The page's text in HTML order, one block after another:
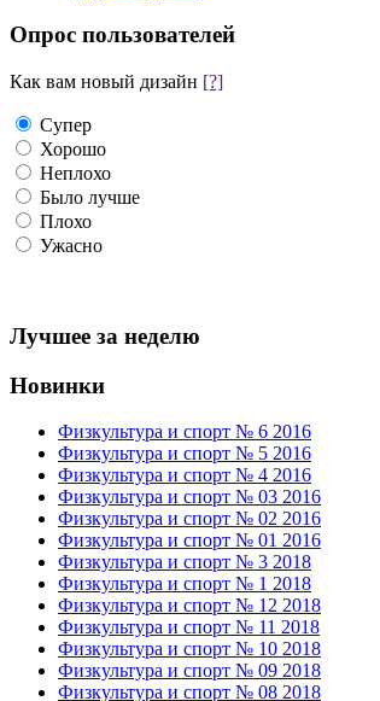
Опрос пользователей
Как вам новый дизайн [?]
Супер
Хорошо
Неплохо
Было лучше
Плохо
Ужасно
Лучшее за неделю
Новинки
Физкультура и спорт № 6 2016
Физкультура и спорт № 5 2016
Физкультура и спорт № 4 2016
Физкультура и спорт № 03 2016
Физкультура и спорт № 02 2016
Физкультура и спорт № 01 2016
Физкультура и спорт № 3 2018
Физкультура и спорт № 1 2018
Физкультура и спорт № 12 2018
Физкультура и спорт № 11 2018
Физкультура и спорт № 10 2018
Физкультура и спорт № 09 2018
Физкультура и спорт № 08 2018